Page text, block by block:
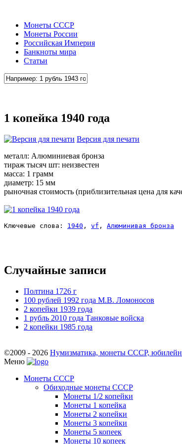
Монеты СССР
Монеты России
Российская Империя
Банкноты мира
Статьи
1 копейка 1940 года
Версия для печати
металл: Алюминиевая бронза
тираж тысяч шт: неизвестен
масса: 1 грамм
диаметр: 15 мм
рыночная стоимость (приблизительная цена для
Ключевые слова: 1940 , vf , Алюминивая бронза
Случайные записи
Полтина 1726 г
100 рублей 1992 года М.В. Ломоносов
2 копейки 1939 года
1 рубль 2010 года Танковые войска
2 копейки 1985 года
©2009 - 2026 Нумизматика, монеты СССР,
Меню
Монеты СССР
Обиходные монеты СССР
Монеты 1/2 копейки
Монеты 1 копейка
Монеты 2 копейки
Монеты 3 копейки
Монеты 5 копеек
Монеты 10 копеек